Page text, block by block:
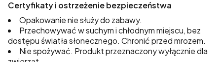
Certyfikaty i ostrzeżenie bezpieczeństwa
Opakowanie nie służy do zabawy.
Przechowywać w suchym i chłodnym miejscu, bez
dostępu światła słonecznego. Chronić przed mrozem.
Nie spożywać. Produkt przeznaczony wyłącznie dla